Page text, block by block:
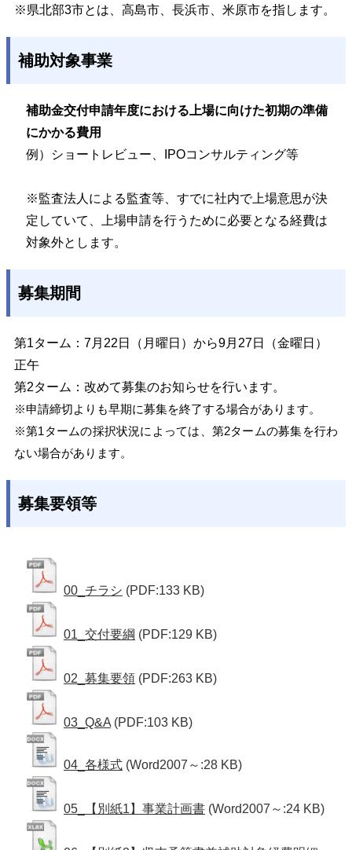
※県北部3市とは、高島市、長浜市、米原市を指します。
補助対象事業
補助金交付申請年度における上場に向けた初期の準備
にかかる費用
例）ショートレビュー、IPOコンサルティング等
※監査法人による監査等、すでに社内で上場意思が決
定していて、上場申請を行うために必要となる経費は
対象外とします。
募集期間
第1ターム：7月22日（月曜日）から9月27日（金曜日）
正午
第2ターム：改めて募集のお知らせを行います。
※申請締切よりも早期に募集を終了する場合があります。
※第1タームの採択状況によっては、第2タームの募集を行わ
ない場合があります。
募集要領等
00_チラシ (PDF:133 KB)
01_交付要綱 (PDF:129 KB)
02_募集要領 (PDF:263 KB)
03_Q&A (PDF:103 KB)
04_各様式 (Word2007～:28 KB)
05_【別紙1】事業計画書 (Word2007～:24 KB)